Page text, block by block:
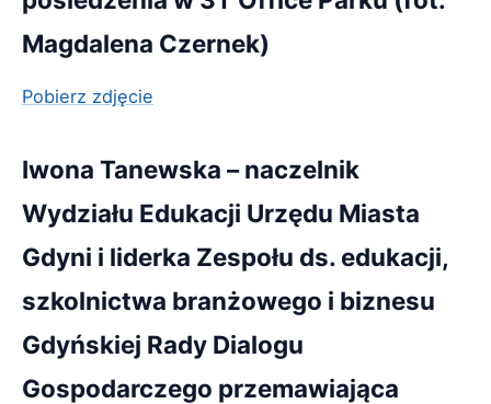
Magdalena Czernek)
Pobierz zdjęcie
Iwona Tanewska – naczelnik
Wydziału Edukacji Urzędu Miasta
Gdyni i liderka Zespołu ds. edukacji,
szkolnictwa branżowego i biznesu
Gdyńskiej Rady Dialogu
Gospodarczego przemawiająca